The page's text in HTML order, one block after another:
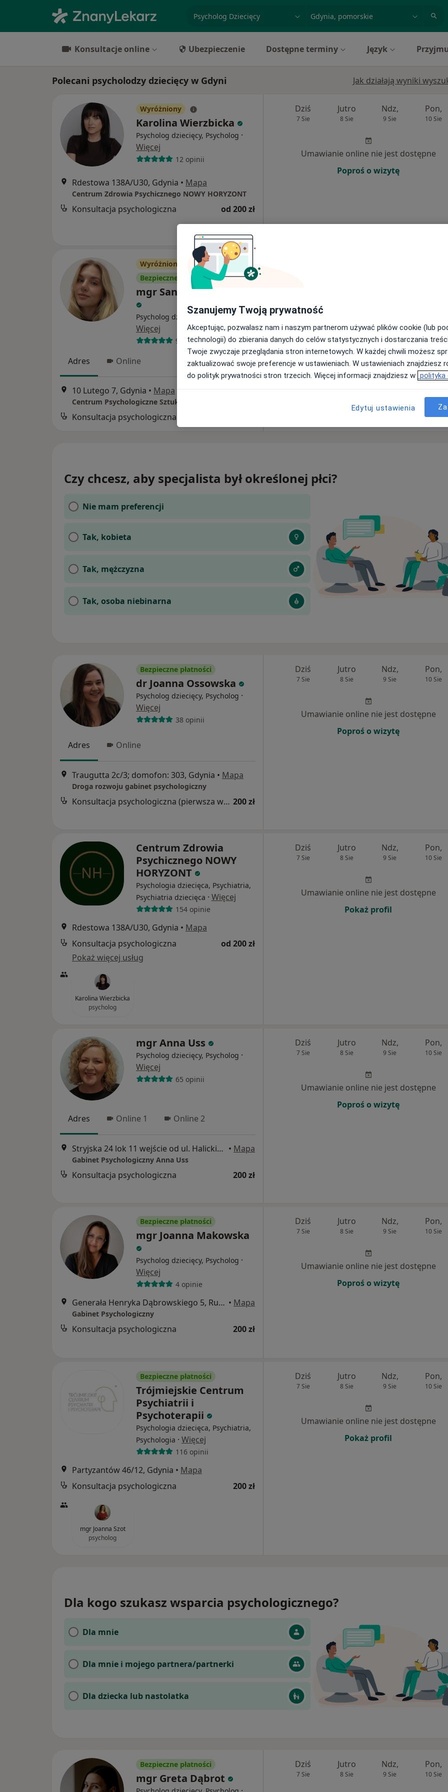
Konsultacje online Ubezpieczenie Dostępne terminy Język
Polecani psycholodzy dziecięcy w Gdyni Jak działają wyniki
Wyróżniony
Karolina Wierzbicka
Psycholog dziecięcy, Psycholog ·
Więcej
12 opinii
Rdestowa 138A/U30, Gdynia • Mapa
Centrum Zdrowia Psychicznego NOWY HORYZONT
Konsultacja psychologiczna od 200 zł
Dziś
7 Sie
Jutro
8 Sie
Ndz,
9 Sie
Pon,
10 Sie
Umawianie online nie jest dostępne
Poproś o wizytę
Wyróżniony
Bezpieczne płatności
mgr Sandra Małkowska
Psycholog dziecięcy, Psycholog
·
Więcej
9 opinii
Adres Online
10 Lutego 7, Gdynia • Mapa
Centrum Psychologiczne Sztuka Harmonii
Konsultacja psychologiczna
Umawianie online nie jest dostępne
Poproś o wizytę
Czy chcesz, aby specjalista był określonej płci?
Nie mam preferencji
Tak, kobieta
Tak, mężczyzna
Tak, osoba niebinarna
Bezpieczne płatności
dr Joanna Ossowska
Psycholog dziecięcy, Psycholog ·
Więcej
38 opinii
Adres Online
Traugutta 2c/3; domofon: 303, Gdynia • Mapa
Droga rozwoju gabinet psychologiczny
Konsultacja psychologiczna (pierwsza wizyta) 200 zł
Dziś
7 Sie
Jutro
8 Sie
Ndz,
9 Sie
Pon,
10 Sie
Umawianie online nie jest dostępne
Poproś o wizytę
Centrum Zdrowia
Psychicznego NOWY
HORYZONT
Psychologia dziecięca, Psychiatria,
Psychiatria dziecięca · Więcej
154 opinie
Rdestowa 138A/U30, Gdynia • Mapa
Konsultacja psychologiczna
od 200 zł
Pokaż więcej usług
Karolina Wierzbicka
psycholog
Dziś
7 Sie
Jutro
8 Sie
Ndz,
9 Sie
Pon,
10 Sie
Umawianie online nie jest dostępne
Pokaż profil
mgr Anna Uss
Psycholog dziecięcy, Psycholog ·
Więcej
65 opinii
Adres Online 1 Online 2
Stryjska 24 lok 11 wejście od ul. Halickiej, Gdynia • Mapa
Gabinet Psychologiczny Anna Uss
Konsultacja psychologiczna 200 zł
Dziś
7 Sie
Jutro
8 Sie
Ndz,
9 Sie
Pon,
10 Sie
Umawianie online nie jest dostępne
Poproś o wizytę
Bezpieczne płatności
mgr Joanna Makowska
Psycholog dziecięcy, Psycholog ·
Więcej
4 opinie
Generała Henryka Dąbrowskiego 5, Rumia • Mapa
Gabinet Psychologiczny
Konsultacja psychologiczna 200 zł
Dziś
7 Sie
Jutro
8 Sie
Ndz,
9 Sie
Pon,
10 Sie
Umawianie online nie jest dostępne
Poproś o wizytę
Bezpieczne płatności
Trójmiejskie Centrum
Psychiatrii i
Psychoterapii
Psychologia dziecięca, Psychiatria,
Psychologia · Więcej
116 opinii
Partyzantów 46/12, Gdynia • Mapa
Konsultacja psychologiczna
200 zł
mgr Joanna Szot
psycholog
Dziś
7 Sie
Jutro
8 Sie
Ndz,
9 Sie
Pon,
10 Sie
Umawianie online nie jest dostępne
Pokaż profil
Dla kogo szukasz wsparcia psychologicznego?
Dla mnie
Dla mnie i mojego partnera/partnerki
Dla dziecka lub nastolatka
Bezpieczne płatności
mgr Greta Dąbrot
Dziś
7 Sie
Jutro
8 Sie
Ndz,
9 Sie
Pon,
10 Sie
Szanujemy Twoją prywatność
Akceptując, pozwalasz nam i naszym partnerom używać plików cookie (lub
technologii) do zbierania danych do celów statystycznych i dostarczania
Twoje zwyczaje przeglądania stron internetowych. W każdej chwili możesz
zaktualizować swoje preferencje w ustawieniach. W ustawieniach znajdziesz
do polityk prywatności stron trzecich. Więcej informacji znajdziesz w polityka
Edytuj ustawienia